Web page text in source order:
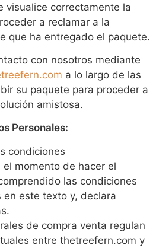
visualice correctamente la
a reclamar a la
que ha entregado el paquete.
con nosotros mediante
a lo largo de las
su paquete para proceder a
amistosa.
Personales:
condiciones
momento de hacer el
las condiciones
en este texto y, declara
de compra venta regulan
entre thetreefern.com y